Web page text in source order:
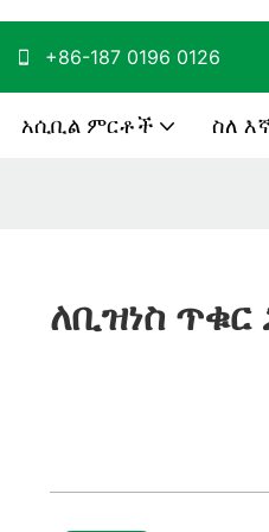
+86-187 0196 0126
አሲቢል ምርቶች ስለ
ለቢዝነስ ጥቁር